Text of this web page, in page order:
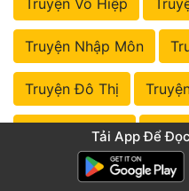
Truyện Võ Hiệp
Truyện Nhập Môn
Truyện Đô Thị
Truyện Lịch SửTải App Để